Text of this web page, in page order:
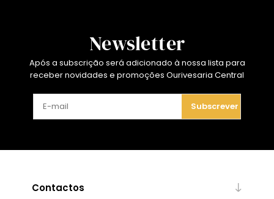
Newsletter
Após a subscrição será adicionado à nossa lista para
receber novidades e promoções Ourivesaria Central
Subscrever
Contactos